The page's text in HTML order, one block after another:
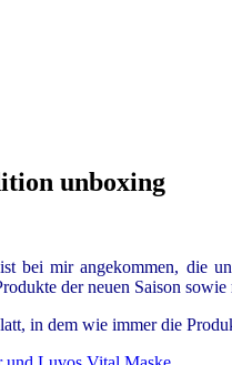
unboxing
bei mir angekommen, die
der neuen Saison
in dem wie immer die